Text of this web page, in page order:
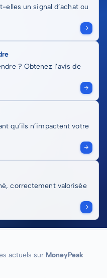
elles un signal d’achat ou
? Obtenez l’avis de
qu’ils n’impactent votre
correctement valorisée
actuels sur MoneyPeak